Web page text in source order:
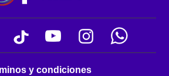
y condiciones